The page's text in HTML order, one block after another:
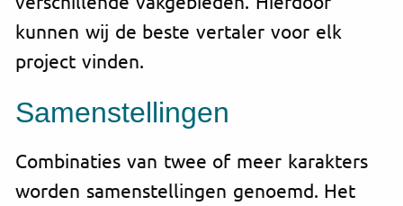
kunnen wij de beste vertaler voor elk
project vinden.
Samenstellingen
Combinaties van twee of meer karakters
worden samenstellingen genoemd. Het